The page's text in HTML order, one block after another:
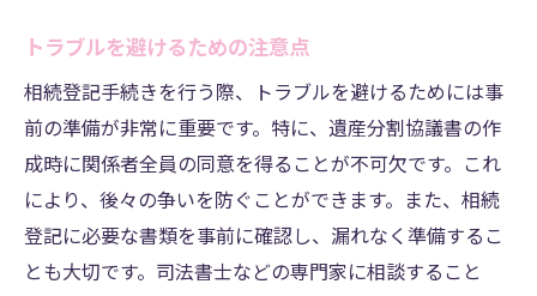
法改正に伴う手続きの流れ
相談時に準備すべき情報と資料
プロのサポートを受ける際のポイント
相談事例から学ぶ新法対応の実際
相続登記の手続きをスムーズに進めるための熊
本市東区のコツ
事前準備で手続きを円滑化する方法
トラブルを避けるための注意点
相続登記手続きを行う際、トラブルを避けるためには事
前の準備が非常に重要です。特に、遺産分割協議書の作
成時に関係者全員の同意を得ることが不可欠です。これ
により、後々の争いを防ぐことができます。また、相続
登記に必要な書類を事前に確認し、漏れなく準備するこ
とも大切です。司法書士などの専門家に相談すること